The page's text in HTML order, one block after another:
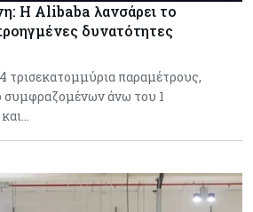
Η Alibaba λανσάρει το
δυνατότητες
τρισεκατομμύρια παραμέτρους,
συμφραζομένων άνω του 1